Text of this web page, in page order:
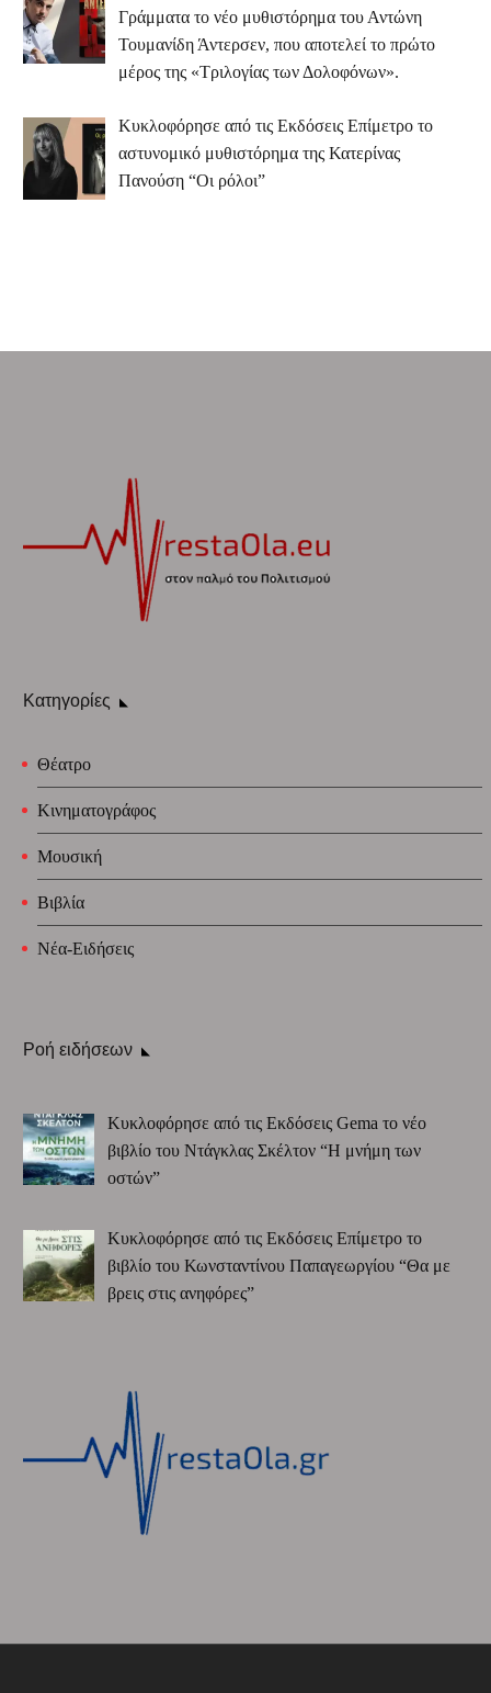
Γράμματα το νέο μυθιστόρημα του Αντώνη
Τουμανίδη Άντερσεν, που αποτελεί το πρώτο
μέρος της «Τριλογίας των Δολοφόνων».
Κυκλοφόρησε από τις Εκδόσεις Επίμετρο το
αστυνομικό μυθιστόρημα της Κατερίνας
Πανούση “Οι ρόλοι”
Κατηγορίες
Θέατρο
Κινηματογράφος
Μουσική
Βιβλία
Νέα-Ειδήσεις
Ροή ειδήσεων
Κυκλοφόρησε από τις Εκδόσεις Gema το νέο
βιβλίο του Ντάγκλας Σκέλτον “Η μνήμη των
οστών”
Κυκλοφόρησε από τις Εκδόσεις Επίμετρο το
βιβλίο του Κωνσταντίνου Παπαγεωργίου “Θα με
βρεις στις ανηφόρες”